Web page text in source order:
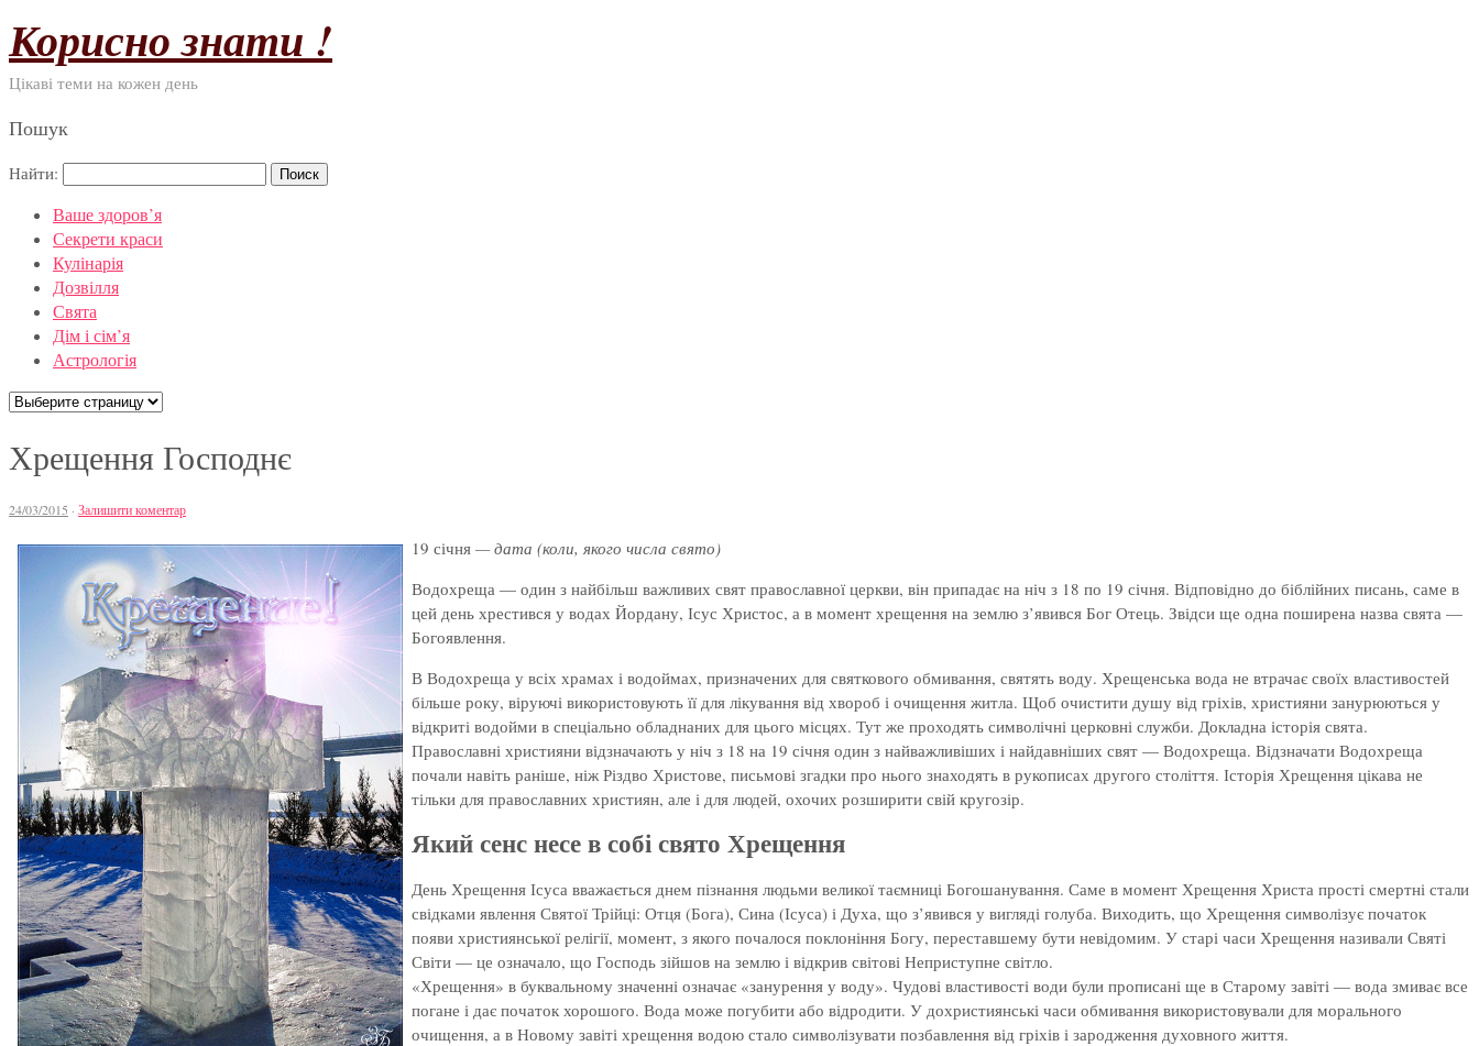
Корисно знати !
Цікаві теми на кожен день
Пошук
Найти:
Ваше здоров’я
Секрети краси
Кулінарія
Дозвілля
Свята
Дім і сім’я
Астрологія
Хрещення Господнє
24/03/2015 · Залишити коментар
19 січня — дата (коли, якого числа свято)
Водохреща — один з найбільш важливих свят православної церкви, він припадає на ніч з 18 по 19 січня. Відповідно до біблійних писань, саме в
цей день хрестився у водах Йордану, Ісус Христос, а в момент хрещення на землю з’явився Бог Отець. Звідси ще одна поширена назва свята —
Богоявлення.
В Водохреща у всіх храмах і водоймах, призначених для святкового обмивання, святять воду. Хрещенська вода не втрачає своїх властивостей
більше року, віруючі використовують її для лікування від хвороб і очищення житла. Щоб очистити душу від гріхів, християни занурюються у
відкриті водойми в спеціально обладнаних для цього місцях. Тут же проходять символічні церковні служби. Докладна історія свята.
Православні християни відзначають у ніч з 18 на 19 січня один з найважливіших і найдавніших свят — Водохреща. Відзначати Водохреща
почали навіть раніше, ніж Різдво Христове, письмові згадки про нього знаходять в рукописах другого століття. Історія Хрещення цікава не
тільки для православних християн, але і для людей, охочих розширити свій кругозір.
Який сенс несе в собі свято Хрещення
День Хрещення Ісуса вважається днем пізнання людьми великої таємниці Богошанування. Саме в момент Хрещення Христа прості смертні стали
свідками явлення Святої Трійці: Отця (Бога), Сина (Ісуса) і Духа, що з’явився у вигляді голуба. Виходить, що Хрещення символізує початок
появи християнської релігії, момент, з якого почалося поклоніння Богу, переставшему бути невідомим. У старі часи Хрещення називали Святі
Світи — це означало, що Господь зійшов на землю і відкрив світові Неприступне світло.
«Хрещення» в буквальному значенні означає «занурення у воду». Чудові властивості води були прописані ще в Старому завіті — вода змиває все
погане і дає початок хорошого. Вода може погубити або відродити. У дохристиянські часи обмивання використовували для морального
очищення, а в Новому завіті хрещення водою стало символізувати позбавлення від гріхів і зародження духовного життя.